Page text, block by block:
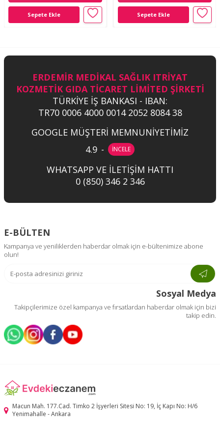
Sepete Ekle Sepete Ekle
ERDEMİR MEDİKAL SAĞLIK ITRİYAT
KOZMETİK GIDA TİCARET LİMİTED ŞİRKETİ
TÜRKİYE İŞ BANKASI - IBAN:
TR70 0006 4000 0014 2052 8084 38
GOOGLE MÜŞTERİ MEMNUNİYETİMİZ
4.9 - İNCELE
WHATSAPP VE İLETİŞİM HATTI
0 (850) 346 2 346
E-BÜLTEN
Kampanya ve yeniliklerden haberdar olmak için e-bültenimize abone
olun!
Sosyal Medya
Takipçilerimize özel kampanya ve fırsatlardan haberdar olmak için bizi
takip edin.
Macun Mah. 177.Cad. Timko 2 İşyerleri Sitesi No: 19, İç Kapı No: H/6
Yenimahalle - Ankara